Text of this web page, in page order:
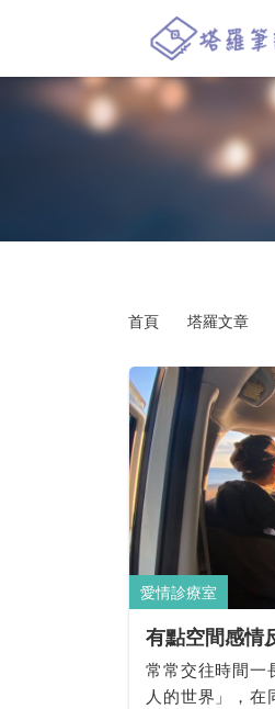
首頁 塔羅文章
愛情診療室
有點空間感情
大別勝初戀不
的 7 種美妙甜
常常交往時間一
人的世界」，在